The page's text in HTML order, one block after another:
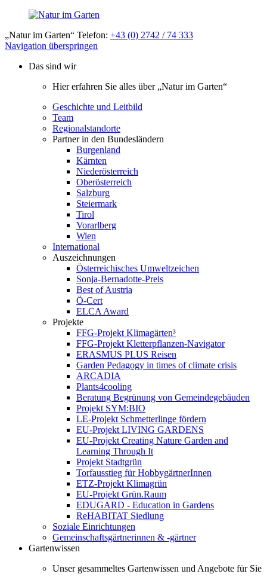
„Natur im Garten“ Telefon: +43 (0) 2742 / 74 333
Navigation überspringen
Das sind wir
Hier erfahren Sie alles über „Natur im Garten“
Geschichte und Leitbild
Team
Regionalstandorte
Partner in den Bundesländern
Burgenland
Kärnten
Niederösterreich
Oberösterreich
Salzburg
Steiermark
Tirol
Vorarlberg
Wien
International
Auszeichnungen
Österreichisches Umweltzeichen
Sonja-Bernadotte-Preis
Best of Austria
Ö-Cert
ELCA Award
Projekte
FFG-Projekt Klimagärten³
FFG-Projekt Kletterpflanzen-Navigator
ERASMUS PLUS Reisen
Garden Pedagogy in times of climate crisis
ARCADIA
Plants4cooling
Beratung Begrünung von Gemeindegebäuden
Projekt SYM:BIO
LE-Projekt Schmetterlinge fördern
EU-Projekt LIVING GARDENS
EU-Projekt Creating Nature Garden and
Learning Through It
Projekt Stadtgrün
Torfausstieg für HobbygärtnerInnen
ETZ-Projekt Klimagrün
EU-Projekt Grün.Raum
EDUGARD - Education in Gardens
ReHABITAT Siedlung
Soziale Einrichtungen
Gemeinschaftsgärtnerinnen & -gärtner
Gartenwissen
Unser gesammeltes Gartenwissen und Angebote für Sie